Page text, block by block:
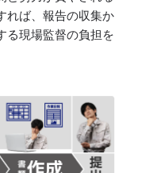
れば、報告の収集か
る現場監督の負担を